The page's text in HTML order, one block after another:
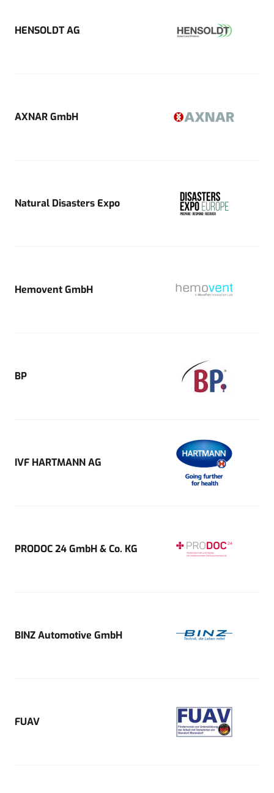
HENSOLDT AG
AXNAR GmbH
Natural Disasters Expo
Hemovent GmbH
BP
IVF HARTMANN AG
PRODOC 24 GmbH & Co. KG
BINZ Automotive GmbH
FUAV